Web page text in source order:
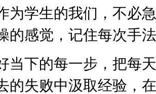
为学生的我们 ，不必
的感觉，记住每次手
当下的每一步，把每
的失败中汲取经验，